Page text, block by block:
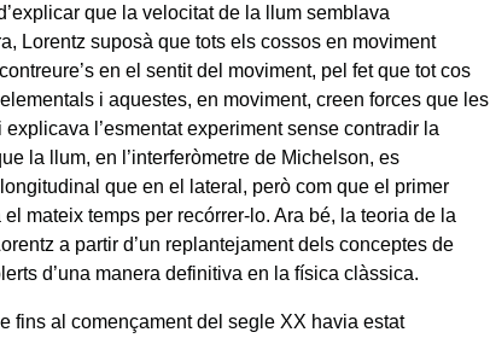
que la velocitat de la llum semblava
Lorentz suposà que tots els cossos en moviment
en el sentit del moviment, pel fet que tot cos
i aquestes, en moviment, creen forces que les
l’esmentat experiment sense contradir la
la llum, en l’interferòmetre de Michelson, es
que en el lateral, però com que el primer
mateix temps per recórrer-lo. Ara bé, la teoria de la
a partir d’un replantejament dels conceptes de
d’una manera definitiva en la física clàssica.
fins al començament del segle XX havia estat